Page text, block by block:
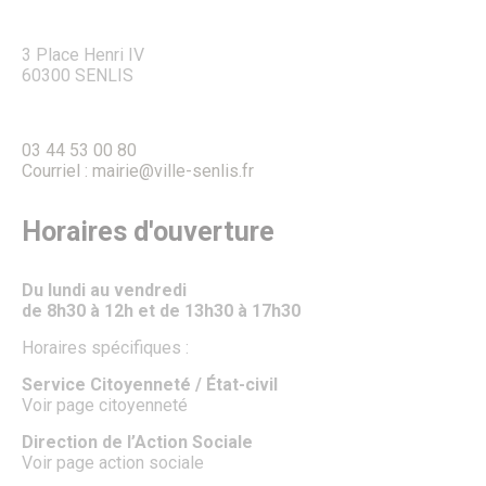
Culture
Évènements culturels
Senlis, ville de cinéma
Pass’ famille
Associations culturelles
Équipements sportifs
Piscine municipale
Centre Municipal des Sports
Associations sportives
Le Sport des moins de 6 ans à Senlis
Récompenses sportives et trophées du club sportif de
l’année.
Pass’ famille
Actualités sportives
J.O. Paris 2024
Loisirs
3 Place Henri IV
60300 SENLIS
03 44 53 00 80
Courriel : mairie@ville-senlis.fr
Horaires d'ouverture
Du lundi au vendredi
de 8h30 à 12h et de 13h30 à 17h30
Horaires spécifiques :
Service Citoyenneté / État-civil
Voir page citoyenneté
Direction de l’Action Sociale
Voir page action sociale